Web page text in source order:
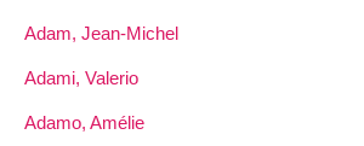
Adam, Jean-Michel
Adami, Valerio
Adamo, Amélie